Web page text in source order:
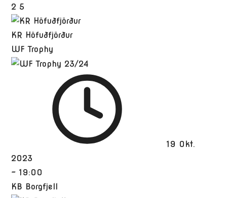
2 5
KR Höfuðfjörður
WF Trophy
19 Okt.
2023
- 19:00
KB Borgfjell